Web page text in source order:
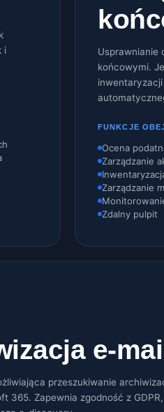
i
Usprawnianie
końcowymi.
FUNKCJE
Ocena
Zarządzanie
Zarządzanie
Zdalny pulpit
e-
przeszukiwanie
365. Zapewnia zgodność z GDPR,